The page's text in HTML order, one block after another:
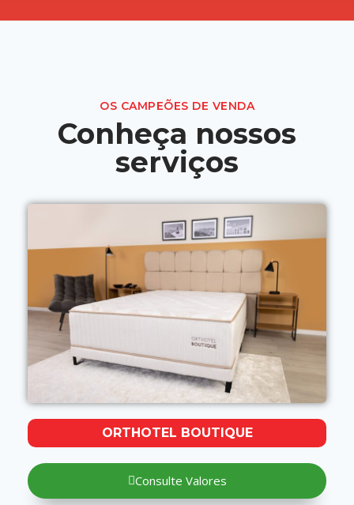
OS CAMPEÕES DE VENDA
Conheça nossos
serviços
ORTHOTEL BOUTIQUE
Consulte Valores